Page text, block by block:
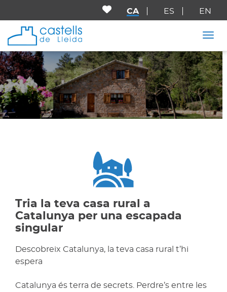
Tria la teva casa rural a
Catalunya per una escapada
singular
Descobreix Catalunya, la teva casa rural t’hi
espera
Catalunya és terra de secrets. Perdre’s entre les
CA ES EN